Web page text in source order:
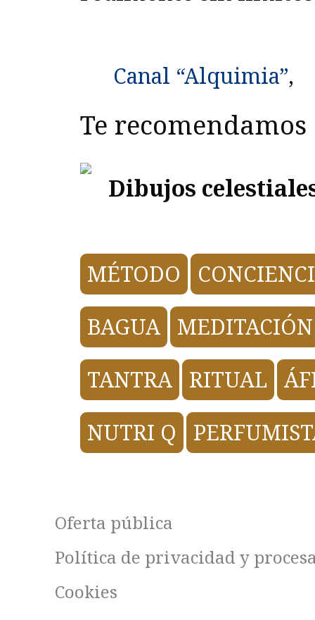
Canal “Alquimia”,
Te recomendamos
Dibujos
MÉTODO
BAGUA
MEDITACIÓN
TANTRA
RITUAL
NUTRI Q
Oferta pública
Política de privacidad y
Cookies